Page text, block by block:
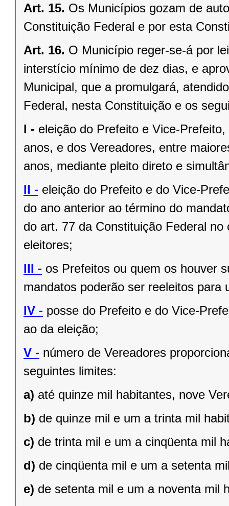
Art. 15. Os Municípios gozam de
Constituição Federal e por esta
Art. 16. O Município reger-se-á por
interstício mínimo de dez dias, e
Municipal, que a promulgará,
Federal, nesta Constituição e os
I - eleição do Prefeito e Vice-
anos, e dos Vereadores, entre
anos, mediante pleito direto e
II - eleição do Prefeito e do Vice-
do ano anterior ao término do
do art. 77 da Constituição Federal
eleitores;
III - os Prefeitos ou quem os houver
mandatos poderão ser reeleitos para
IV - posse do Prefeito e do Vice-
ao da eleição;
V - número de Vereadores
seguintes limites:
a) até quinze mil habitantes, nove
b) de quinze mil e um a trinta mil
c) de trinta mil e um a cinqüenta mil
d) de cinqüenta mil e um a setenta
e) de setenta mil e um a noventa mil